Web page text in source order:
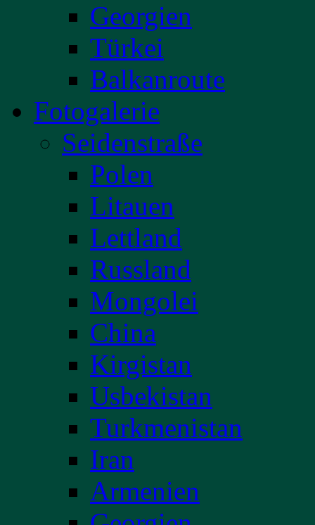
Georgien
Türkei
Balkanroute
Fotogalerie
Seidenstraße
Polen
Litauen
Lettland
Russland
Mongolei
China
Kirgistan
Usbekistan
Turkmenistan
Iran
Armenien